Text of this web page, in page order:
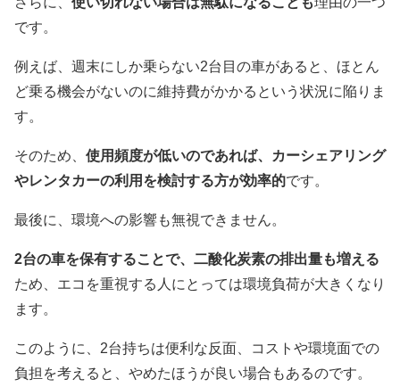
です。
例えば、週末にしか乗らない2台目の車があると、ほとん
ど乗る機会がないのに維持費がかかるという状況に陥りま
す。
そのため、 使用頻度が低いのであれば、カーシェアリング
やレンタカーの利用を検討する方が効率的です。
最後に、環境への影響も無視できません。
2台の車を保有することで、二酸化炭素の排出量も増える
ため、エコを重視する人にとっては環境負荷が大きくなり
ます。
このように、2台持ちは便利な反面、コストや環境面での
負担を考えると、やめたほうが良い場合もあるのです。